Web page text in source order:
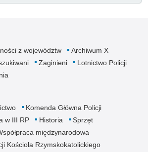
z województw
Archiwum X
Zaginieni
Lotnictwo Policji
Komenda Główna Policji
w III RP Historia
Sprzęt
międzynarodowa
Kościoła Rzymskokatolickiego